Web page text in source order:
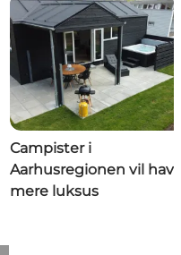
Campister i
Aarhusregionen vil
mere luksus